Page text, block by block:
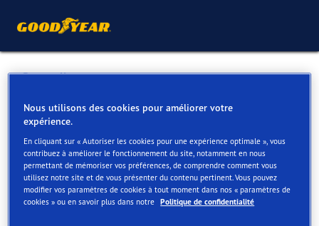
Retour liste
TOP CARS
Services disponibles en ligne et en magasin
Contact Services
Nous utilisons des cookies pour améliorer votre
expérience.
En cliquant sur « Autoriser les cookies pour une expérience optimale », vous
contribuez à améliorer le fonctionnement du site, notamment en nous
permettant de mémoriser vos préférences, de comprendre comment vous
utilisez notre site et de vous présenter du contenu pertinent. Vous pouvez
modifier vos paramètres de cookies à tout moment dans nos « paramètres de
cookies » ou en savoir plus dans notre Politique de confidentialité